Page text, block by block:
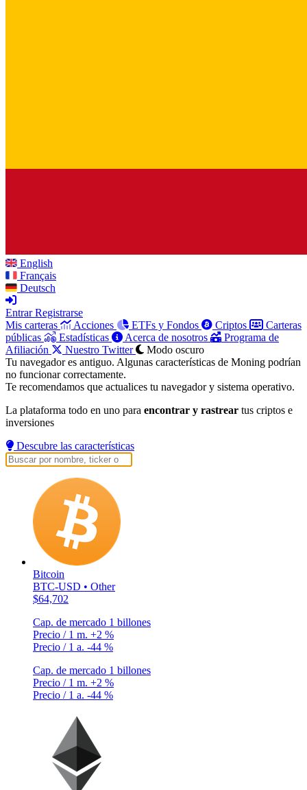
English
Français
Deutsch
Entrar Registrarse
Mis carteras
Acciones ETFs y Fondos Criptos
Carteras
públicas
Estadísticas Acerca de nosotros
Programa de
Afiliación
Nuestro Twitter
Modo oscuro
Tu navegador es antiguo. Algunas características de Moning podrían
no funcionar correctamente.
Te recomendamos que actualices tu navegador y sistema operativo.
La plataforma todo en uno para encontrar y rastrear tus criptos e
inversiones
Descubre las características
Bitcoin
BTC-USD • Other
$64,702
Cap. de mercado 1 billones
Precio / 1 m. +2 %
Precio / 1 a. -44 %
Cap. de mercado 1 billones
Precio / 1 m. +2 %
Precio / 1 a. -44 %